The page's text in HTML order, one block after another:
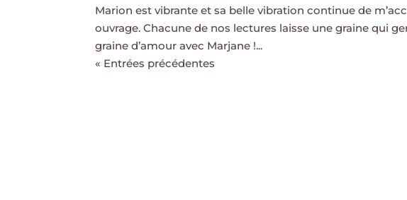
Marion est vibrante et sa belle vibration continue de
ouvrage. Chacune de nos lectures laisse une graine qui
graine d’amour avec Marjane !...
« Entrées précédentes